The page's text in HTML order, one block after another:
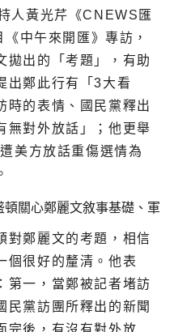
人黃光芹《CNEWS匯
中午來開匯》專訪，
拋出的「考題」，有助
出鄭此行有「3大看
時的表情、國民黨釋出
無對外放話」；他更舉
美方放話重傷選情為
關心鄭麗文敘事基礎、軍
對鄭麗文的考題，相信
個很好的釐清。他表
第一，當鄭被記者堵訪
民黨訪團所釋出的新聞
完後，有沒有對外放